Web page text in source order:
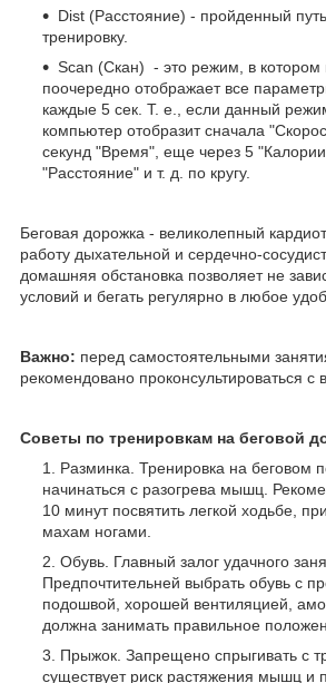
Dist (Расстояние) - пройденный
тренировку.
Scan (Скан) - это режим, в котором
поочередно отображает все
каждые 5 сек. Т. е., если данный
компьютер отобразит сначала
секунд "Время", еще через 5
"Расстояние" и т. д. по кругу.
Беговая дорожка - великолепный
работу дыхательной и сердечно-
домашняя обстановка позволяет не
условий и бегать регулярно в любое
Важно: перед самостоятельными
рекомендовано проконсультироваться с
Советы по тренировкам на беговой
Разминка. Тренировка на беговом
начинаться с разогрева мышц.
10 минут посвятить легкой ходьбе,
махам ногами.
Обувь. Главный залог удачного
Предпочтительней выбрать обувь с
подошвой, хорошей вентиляцией,
должна занимать правильное
Прыжок. Запрещено спрыгивать с
существует риск растяжения мышц и